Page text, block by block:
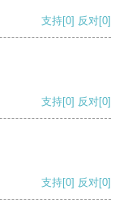
支持[0] 反对[0]
支持[0] 反对[0]
支持[0] 反对[0]